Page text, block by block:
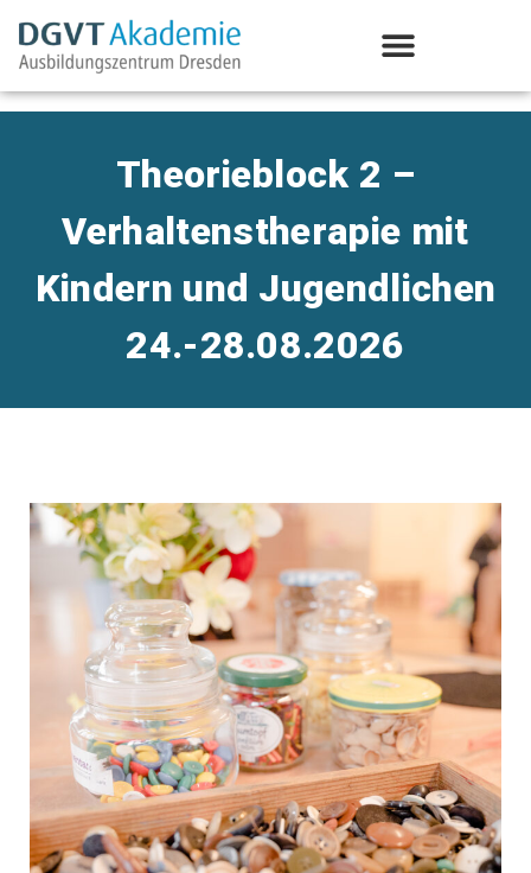
Theorieblock 2 –
Verhaltenstherapie mit
Kindern und Jugendlichen
24.-28.08.2026